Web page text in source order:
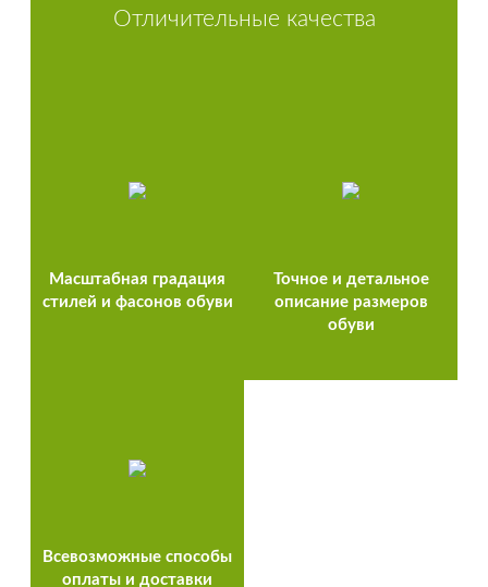
Отличительные качества
Масштабная градация
стилей и фасонов обуви
Точное и детальное
описание размеров
обуви
Всевозможные способы
оплаты и доставки